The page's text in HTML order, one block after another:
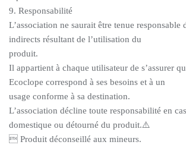
9. Responsabilité
L’association ne saurait être tenue responsable
indirects résultant de l’utilisation du
produit.
Il appartient à chaque utilisateur de s’assurer
Ecoclope correspond à ses besoins et à un
usage conforme à sa destination.
L’association décline toute responsabilité en
domestique ou détourné du produit.⚠️
 Produit déconseillé aux mineurs.